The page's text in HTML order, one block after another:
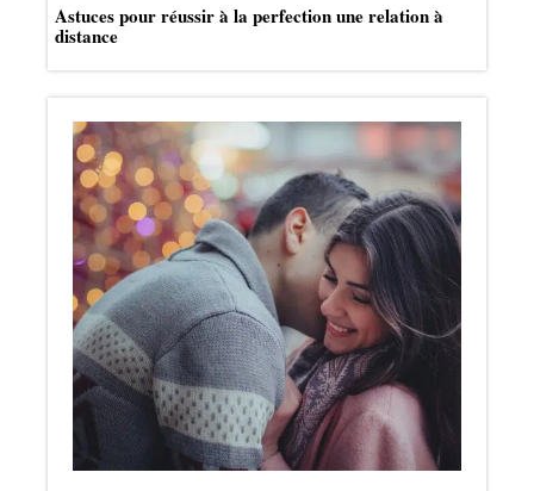
Astuces pour réussir à la perfection une relation à
distance